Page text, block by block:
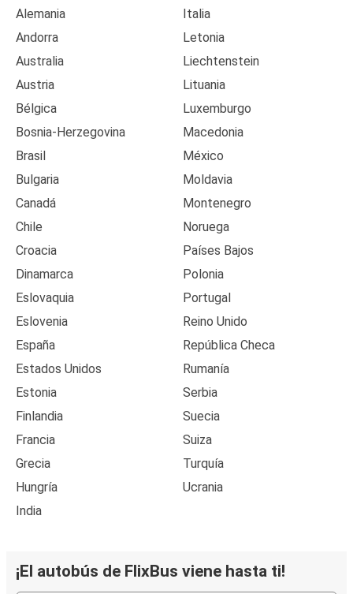
Alemania
Andorra
Australia
Austria
Bélgica
Bosnia-Herzegovina
Brasil
Bulgaria
Canadá
Chile
Croacia
Dinamarca
Eslovaquia
Eslovenia
España
Estados Unidos
Estonia
Finlandia
Francia
Grecia
Hungría
India
Italia
Letonia
Liechtenstein
Lituania
Luxemburgo
Macedonia
México
Moldavia
Montenegro
Noruega
Países Bajos
Polonia
Portugal
Reino Unido
República Checa
Rumanía
Serbia
Suecia
Suiza
Turquía
Ucrania
¡El autobús de FlixBus viene hasta ti!